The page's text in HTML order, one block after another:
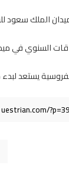
السنوي في
يستعد